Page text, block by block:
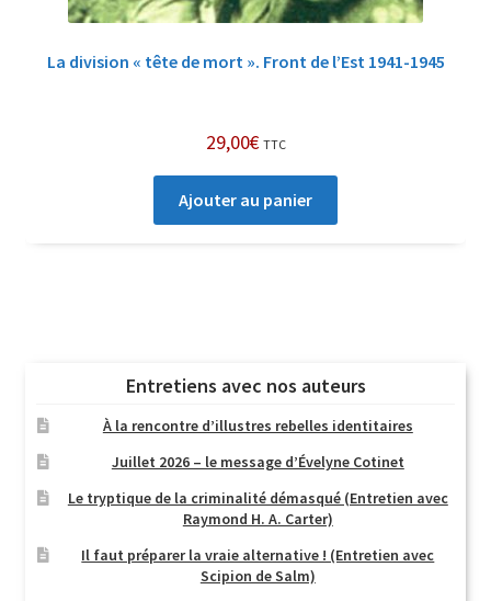
La division « tête de mort ». Front de l’Est 1941-1945
29,00€ TTC
Ajouter au panier
Entretiens avec nos auteurs
À la rencontre d’illustres rebelles identitaires
Juillet 2026 – le message d’Évelyne Cotinet
Le tryptique de la criminalité démasqué (Entretien avec
Raymond H. A. Carter)
Il faut préparer la vraie alternative ! (Entretien avec
Scipion de Salm)